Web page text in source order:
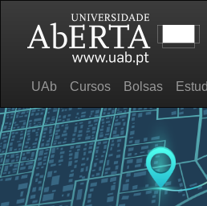
UAb Cursos Bolsas